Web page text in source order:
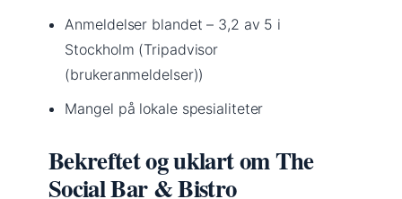
Anmeldelser blandet – 3,2 av 5 i
Stockholm (Tripadvisor
(brukeranmeldelser))
Mangel på lokale spesialiteter
Bekreftet og uklart om The
Social Bar & Bistro